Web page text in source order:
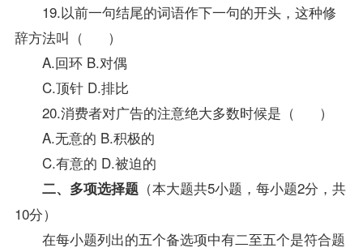
19.以前一句结尾的词语作下一句的开头，这种修
辞方法叫（ ）
A.回环 B.对偶
C.顶针 D.排比
20.消费者对广告的注意绝大多数时候是（ ）
A.无意的 B.积极的
C.有意的 D.被迫的
二、多项选择题（本大题共5小题，每小题2分，共
10分）
在每小题列出的五个备选项中有二至五个是符合题